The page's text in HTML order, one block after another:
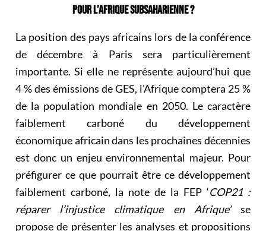
POUR L’AFRIQUE SUBSAHARIENNE ?
La position des pays africains lors de la conférence
de décembre à Paris sera particulièrement
importante. Si elle ne représente aujourd’hui que
4 % des émissions de GES, l’Afrique comptera 25 %
de la population mondiale en 2050. Le caractère
faiblement carboné du développement
économique africain dans les prochaines décennies
est donc un enjeu environnemental majeur. Pour
préfigurer ce que pourrait être ce développement
faiblement carboné, la note de la FEP ‘COP21 :
réparer l’injustice climatique en Afrique’se
propose de présenter les analyses et propositions